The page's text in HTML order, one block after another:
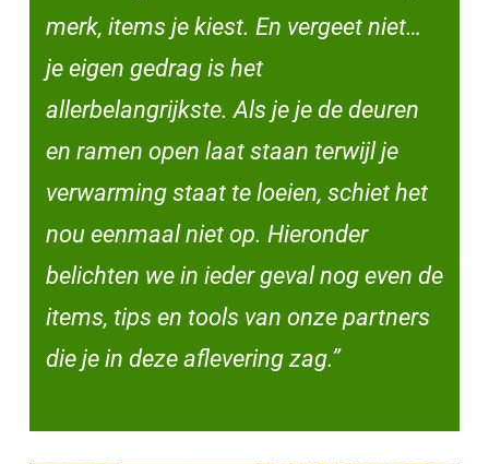
merk, items je kiest. En vergeet niet…
je eigen gedrag is het
allerbelangrijkste. Als je je de deuren
en ramen open laat staan terwijl je
verwarming staat te loeien, schiet het
nou eenmaal niet op. Hieronder
belichten we in ieder geval nog even de
items, tips en tools van onze partners
die je in deze aflevering zag.”